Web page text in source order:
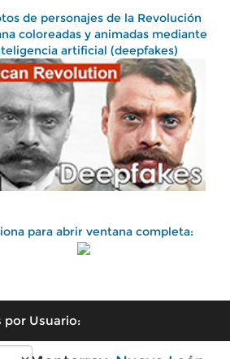
de personajes de la Revolución
coloreadas y animadas mediante
artificial (deepfakes)
para abrir ventana completa:
por Usuario: